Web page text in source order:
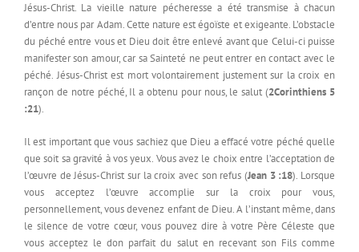
Jésus-Christ. La vieille nature pécheresse a été transmise à chacun
d’entre nous par Adam. Cette nature est égoïste et exigeante. L’obstacle
du péché entre vous et Dieu doit être enlevé avant que Celui-ci puisse
manifester son amour, car sa Sainteté ne peut entrer en contact avec le
péché. Jésus-Christ est mort volontairement justement sur la croix en
rançon de notre péché, Il a obtenu pour nous, le salut (2Corinthiens 5
:21).
Il est important que vous sachiez que Dieu a effacé votre péché quelle
que soit sa gravité à vos yeux. Vous avez le choix entre l’acceptation de
l’œuvre de Jésus-Christ sur la croix avec son refus (Jean 3 :18). Lorsque
vous acceptez l’œuvre accomplie sur la croix pour vous,
personnellement, vous devenez enfant de Dieu. A l’instant même, dans
le silence de votre cœur, vous pouvez dire à votre Père Céleste que
vous acceptez le don parfait du salut en recevant son Fils comme